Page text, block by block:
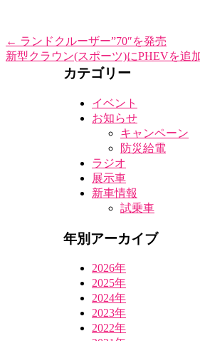
← ランドクルーザー”70″を発売
新型クラウン(スポーツ)にPHEVを追
カテゴリー
イベント
お知らせ
キャンペーン
防災給電
ラジオ
展示車
新車情報
試乗車
年別アーカイブ
2026年
2025年
2024年
2023年
2022年